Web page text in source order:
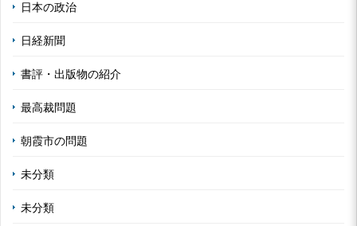
日本の政治
日経新聞
書評・出版物の紹介
最高裁問題
朝霞市の問題
未分類
未分類